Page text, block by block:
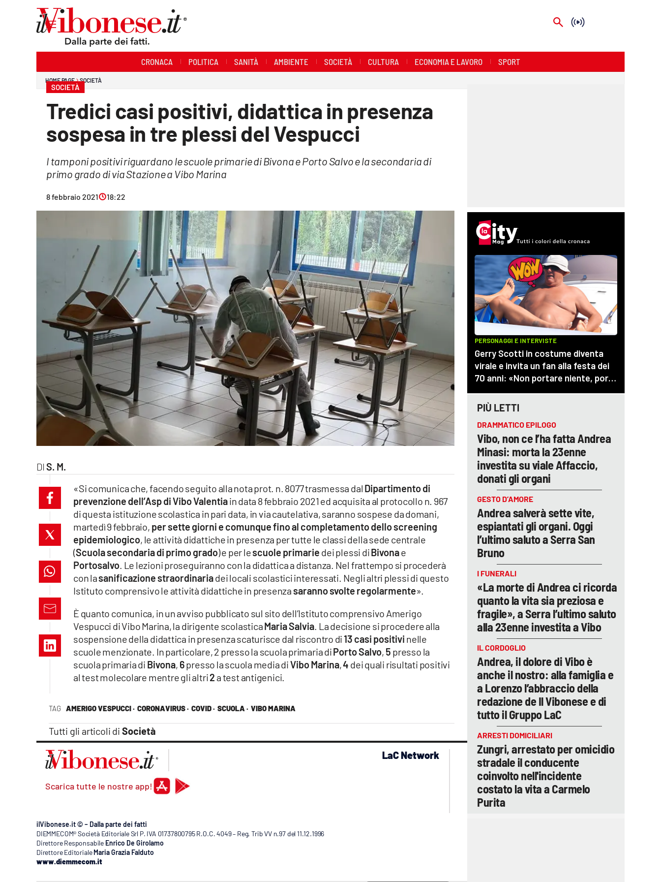
lacitymag.it
cosenzachannel.it
ilvibonese.it
catanzarochannel.it
lacapitalenews.it
CRONACA POLITICA SANITÀ AMBIENTE SOCIETÀ CULTURA ECONOMIA E LAVORO SPORT
HOME PAGE SOCIETÀ
SOCIETÀ
Tredici casi positivi, didattica in presenza
sospesa in tre plessi del Vespucci
I tamponi positivi riguardano le scuole primarie di Bivona e Porto Salvo e la secondaria di
primo grado di via Stazione a Vibo Marina
8 febbraio 2021 18:22
S. M.
TAG AMERIGO VESPUCCI · CORONAVIRUS · COVID · SCUOLA · VIBO MARINA
Tutti gli articoli di Società
«Si comunica che, facendo seguito alla nota prot. n. 8077 trasmessa dal Dipartimento di
prevenzione dell’Asp di Vibo Valentiain data 8 febbraio 2021 ed acquisita al protocollo n. 967
di questa istituzione scolastica in pari data, in via cautelativa, saranno sospese da domani,
martedì 9 febbraio, per sette giorni e comunque fino al completamento dello screening
epidemiologico, le attività didattiche in presenza per tutte le classi della sede centrale
(Scuola secondaria di primo grado) e per lescuole primarie dei plessi diBivonae
Portosalvo. Le lezioni proseguiranno con la didattica a distanza. Nel frattempo si procederà
con lasanificazione straordinariadei locali scolastici interessati. Negli altri plessi di questo
Istituto comprensivo le attività didattiche in presenza saranno svolte regolarmente».
È quanto comunica, in un avviso pubblicato sul sito dell’Istituto comprensivo Amerigo
Vespucci di Vibo Marina, la dirigente scolasticaMaria Salvia. La decisione si procedere alla
sospensione della didattica in presenza scaturisce dal riscontro di 13 casi positivi nelle
scuole menzionate. In particolare, 2 presso la scuola primaria diPorto Salvo, 5 presso la
scuola primaria di Bivona, 6presso la scuola media diVibo Marina,4 dei quali risultati positivi
al test molecolare mentre gli altri2 a test antigenici.
PIÙ LETTI
DRAMMATICO EPILOGO
Vibo, non ce l’ha fatta Andrea
Minasi: morta la 23enne
investita su viale Affaccio,
donati gli organi
GESTO D’AMORE
Andrea salverà sette vite,
espiantati gli organi. Oggi
l’ultimo saluto a Serra San
Bruno
I FUNERALI
«La morte di Andrea ci ricorda
quanto la vita sia preziosa e
fragile», a Serra l’ultimo saluto
alla 23enne investita a Vibo
IL CORDOGLIO
Andrea, il dolore di Vibo è
anche il nostro: alla famiglia e
a Lorenzo l’abbraccio della
redazione de Il Vibonese e di
tutto il Gruppo LaC
ARRESTI DOMICILIARI
Zungri, arrestato per omicidio
stradale il conducente
coinvolto nell'incidente
costato la vita a Carmelo
Purita
Scarica tutte le nostre app!
LaC Network
lacplay.it
lactv.it
laconair.it
lacitymag.it
lacapitalenews.it
ilreggino.it
cosenzachannel.it
ilVibonese.it © – Dalla parte dei fatti
DIEMMECOM® Società Editoriale Srl P. IVA 01737800795 R.O.C. 4049 – Reg. Trib VV n.97 del 11.12.1996
Direttore Responsabile Enrico De Girolamo
Direttore Editoriale Maria Grazia Falduto
www.diemmecom.it